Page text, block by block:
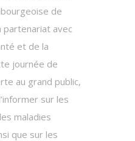
de
partenariat avec
et de la
journée de
au grand public,
sur les
maladies
que sur les